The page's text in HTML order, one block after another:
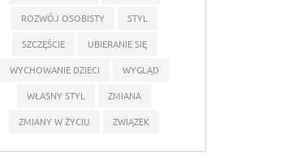
ROZWÓJ OSOBISTY
STYL
SZCZĘŚCIE
UBIERANIE SIĘ
WYCHOWANIE DZIECI
WYGLĄD
WŁASNY STYL
ZMIANA
ZMIANY W ŻYCIU
ZWIĄZEK